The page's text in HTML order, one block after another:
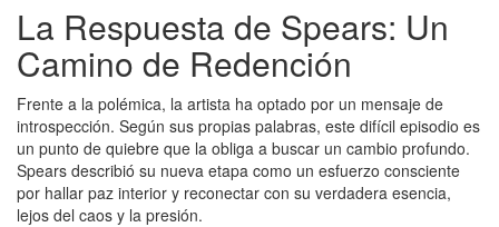
La Respuesta de Spears: Un
Camino de Redención
Frente a la polémica, la artista ha optado por un mensaje de
introspección. Según sus propias palabras, este difícil episodio es
un punto de quiebre que la obliga a buscar un cambio profundo.
Spears describió su nueva etapa como un esfuerzo consciente
por hallar paz interior y reconectar con su verdadera esencia,
lejos del caos y la presión.